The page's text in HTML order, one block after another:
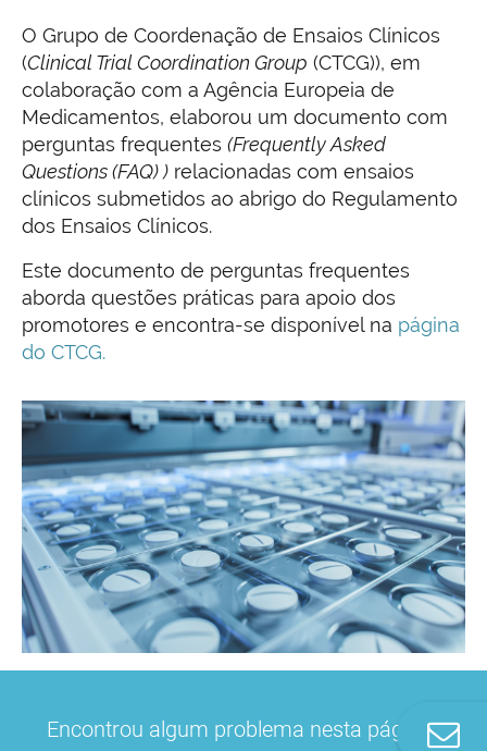
O Grupo de Coordenação de Ensaios Clínicos
(Clinical Trial Coordination Group (CTCG)), em
colaboração com a Agência Europeia de
Medicamentos, elaborou um documento com
perguntas frequentes (Frequently Asked
Questions (FAQ) ) relacionadas com ensaios
clínicos submetidos ao abrigo do Regulamento
dos Ensaios Clínicos.
Este documento de perguntas frequentes
aborda questões práticas para apoio dos
promotores e encontra-se disponível na página
do CTCG.
Encontrou algum problema nesta página?